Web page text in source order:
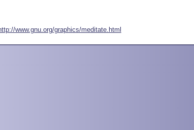
www.gnu.org/graphics/meditate.html